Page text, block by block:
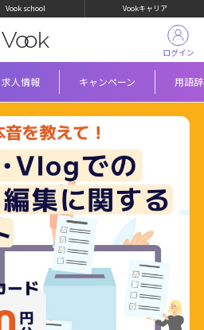
Vook school Vookキャリア
求人情報 キャンペーン 用語
ログイン